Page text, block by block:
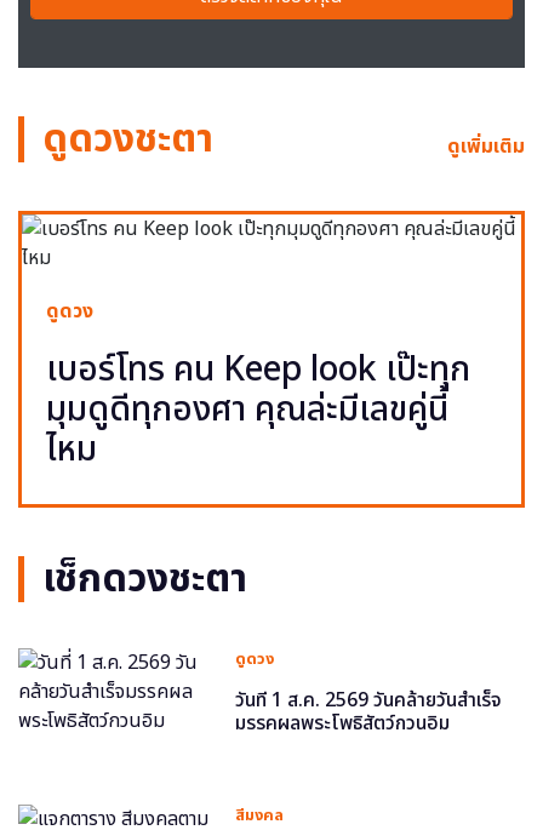
ดูดวงชะตา ดูเพิ่มเติม
ดูดวง
เบอร์โทร คน Keep look เป๊ะทุก
มุมดูดีทุกองศา คุณล่ะมีเลขคู่นี้
ไหม
เช็กดวงชะตา
ดูดวง
วันที่ 1 ส.ค. 2569 วันคล้ายวันสำเร็จ
มรรคผลพระโพธิสัตว์กวนอิม
สีมงคล